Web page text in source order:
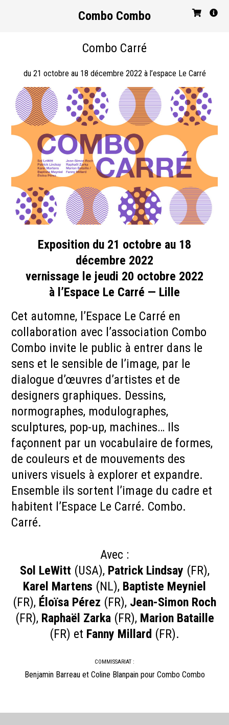
Combo Combo
Combo Carré
du 21 octobre au 18 décembre 2022 à l’espace Le Carré
Exposition du 21 octobre au 18
décembre 2022
vernissage le jeudi 20 octobre 2022
à l’Espace Le Carré — Lille
Cet automne, l’Espace Le Carré en
collaboration avec l’association Combo
Combo invite le public à entrer dans le
sens et le sensible de l’image, par le
dialogue d’œuvres d’artistes et de
designers graphiques. Dessins,
normographes, modulographes,
sculptures, pop-up, machines… Ils
façonnent par un vocabulaire de formes,
de couleurs et de mouvements des
univers visuels à explorer et expandre.
Ensemble ils sortent l’image du cadre et
habitent l’Espace Le Carré. Combo.
Carré.
Avec :
Sol LeWitt (USA), Patrick Lindsay (FR),
Karel Martens (NL), Baptiste Meyniel
(FR), Éloïsa Pérez (FR), Jean-Simon Roch
(FR), Raphaël Zarka(FR), Marion Bataille
(FR) et Fanny Millard (FR).
COMMISSARIAT :
Benjamin Barreau et Coline Blanpain pour Combo Combo